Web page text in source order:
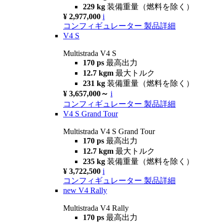
229 kg 装備重量（燃料を除く）
¥ 2,977,000 i
コンフィギュレーター 製品詳細
V4 S
Multistrada V4 S
170 ps 最高出力
12.7 kgm 最大トルク
231 kg 装備重量（燃料を除く）
¥ 3,657,000～ i
コンフィギュレーター 製品詳細
V4 S Grand Tour
Multistrada V4 S Grand Tour
170 ps 最高出力
12.7 kgm 最大トルク
235 kg 装備重量（燃料を除く）
¥ 3,722,500 i
コンフィギュレーター 製品詳細
new V4 Rally
Multistrada V4 Rally
170 ps 最高出力